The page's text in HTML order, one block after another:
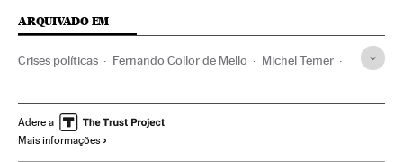
ARQUIVADO EM
Crises políticas Fernando Collor de Mello Michel Temer
Subornos Financiamento ilegal
Presidente Brasil
Adere a
Mais informações